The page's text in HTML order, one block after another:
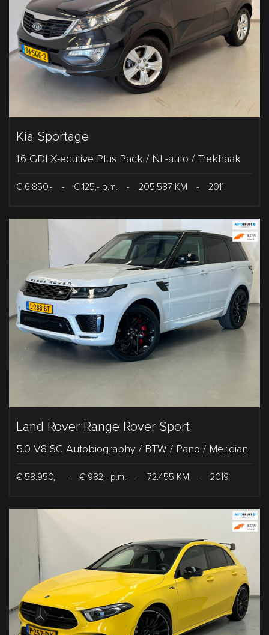
Kia Sportage
1.6 GDI X-ecutive Plus Pack / NL-auto / Trekhaak
€ 6.850,- - € 125,- p.m. - 205.587 KM - 2011
Land Rover Range Rover Sport
5.0 V8 SC Autobiography / BTW / Pano / Meridian
€ 58.950,- - € 982,- p.m. - 72.455 KM - 2019